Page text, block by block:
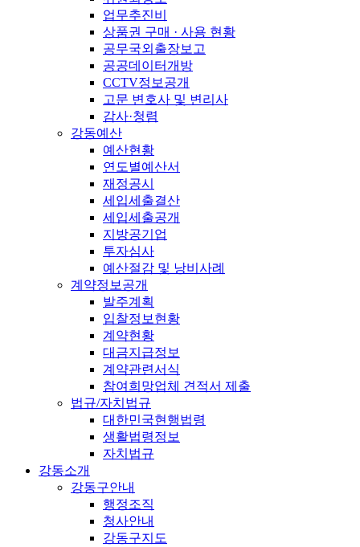
업무추진비
상품권 구매 · 사용 현황
공무국외출장보고
공공데이터개방
CCTV정보공개
고문 변호사 및 변리사
감사·청렴
강동예산
예산현황
연도별예산서
재정공시
세입세출결산
세입세출공개
지방공기업
투자심사
예산절감 및 낭비사례
계약정보공개
발주계획
입찰정보현황
계약현황
대금지급정보
계약관련서식
참여희망업체 견적서 제출
법규/자치법규
대한민국현행법령
생활법령정보
자치법규
강동소개
강동구안내
행정조직
청사안내
강동구지도